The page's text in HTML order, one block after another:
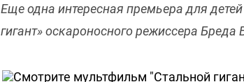
Еще одна интересная премьера для
гигант» оскароносного режиссера